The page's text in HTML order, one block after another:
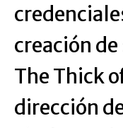
creación
The Thick
dirección